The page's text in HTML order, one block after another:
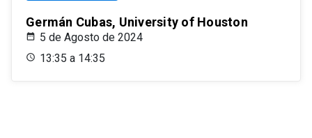
Germán Cubas, University of Houston
5 de Agosto de 2024
13:35 a 14:35